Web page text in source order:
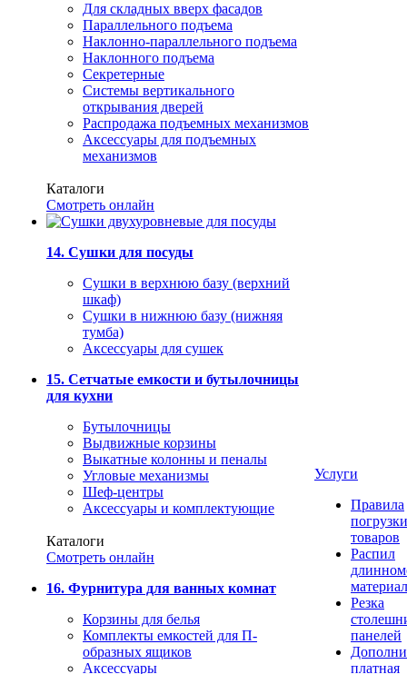
Для складных вверх фасадов
Параллельного подъема
Наклонно-параллельного подъема
Наклонного подъема
Секретерные
Системы вертикального
открывания дверей
Распродажа подъемных механизмов
Аксессуары для подъемных
механизмов
Каталоги
Смотреть онлайн
14. Сушки для посуды
Сушки в верхнюю базу (верхний
шкаф)
Сушки в нижнюю базу (нижняя
тумба)
Аксессуары для сушек
15. Сетчатые емкости и бутылочницы
для кухни
Бутылочницы
Выдвижные корзины
Выкатные колонны и пеналы
Угловые механизмы
Шеф-центры
Аксессуары и комплектующие
Каталоги
Смотреть онлайн
16. Фурнитура для ванных комнат
Корзины для белья
Комплекты емкостей для П-
образных ящиков
Аксессуары
Услуги
Правила
погрузки
товаров
Распил
Резка
панелей
платная